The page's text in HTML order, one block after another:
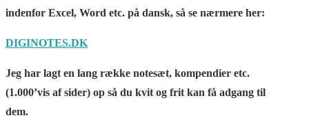
indenfor Excel, Word etc. på dansk, så se nærmere her:
DIGINOTES.DK
Jeg har lagt en lang række notesæt, kompendier etc.
(1.000’vis af sider) op så du kvit og frit kan få adgang til
dem.